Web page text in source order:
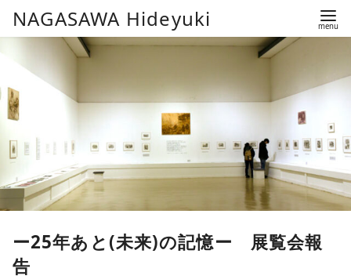
テ
ツ
へ
移
動
NAGASAWA Hideyuki
ー25年あと(未来)の記憶ー 展覧会報
告